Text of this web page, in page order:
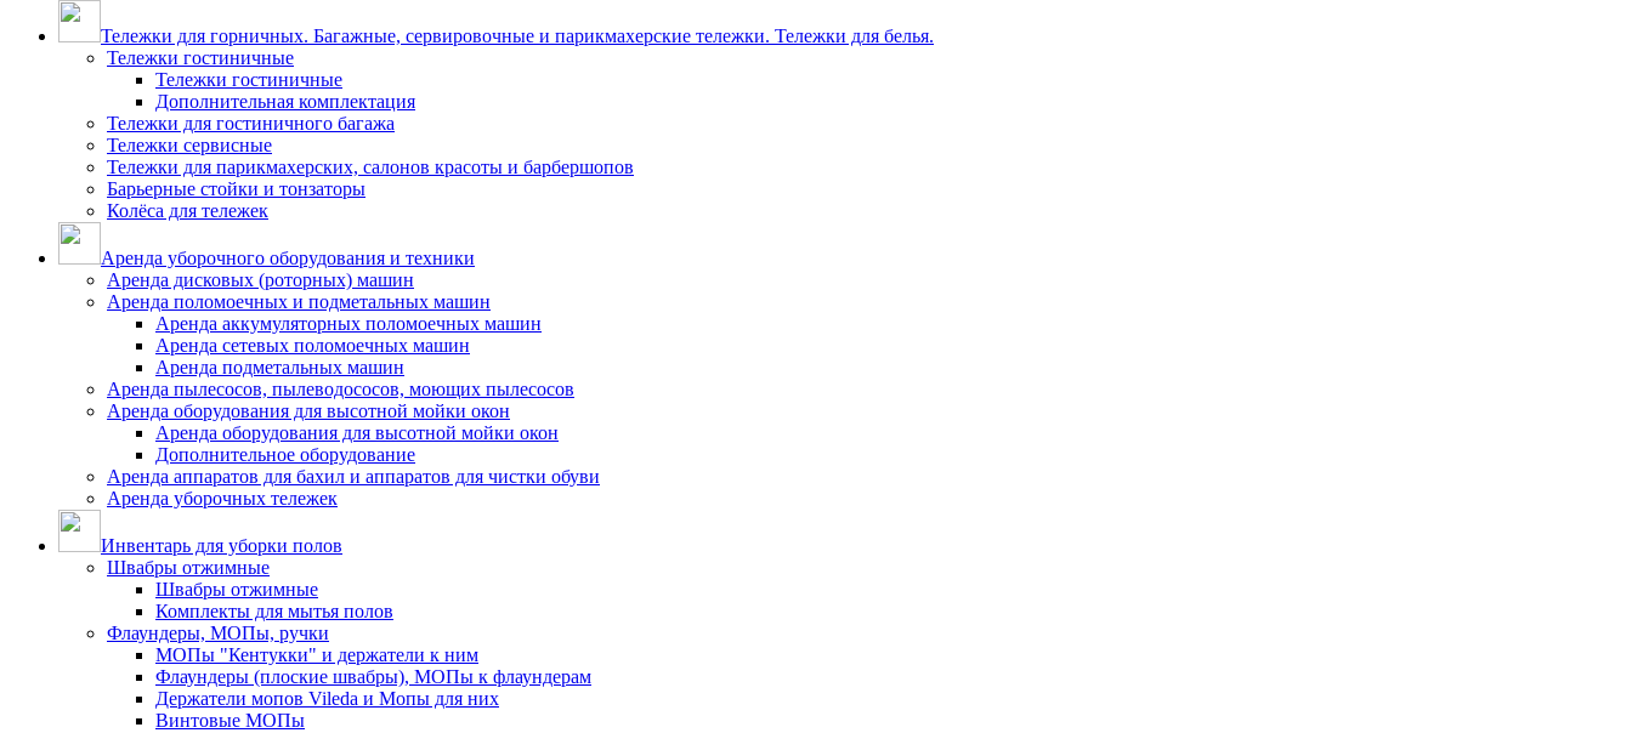
Тележки для горничных. Багажные, сервировочные и парикмахерские тележки. Тележки для белья.
Тележки гостиничные
Тележки гостиничные
Дополнительная комплектация
Тележки для гостиничного багажа
Тележки сервисные
Тележки для парикмахерских, салонов красоты и барбершопов
Барьерные стойки и тонзаторы
Колёса для тележек
Аренда уборочного оборудования и техники
Аренда дисковых (роторных) машин
Аренда поломоечных и подметальных машин
Аренда аккумуляторных поломоечных машин
Аренда сетевых поломоечных машин
Аренда подметальных машин
Аренда пылесосов, пылеводососов, моющих пылесосов
Аренда оборудования для высотной мойки окон
Аренда оборудования для высотной мойки окон
Дополнительное оборудование
Аренда аппаратов для бахил и аппаратов для чистки обуви
Аренда уборочных тележек
Инвентарь для уборки полов
Швабры отжимные
Швабры отжимные
Комплекты для мытья полов
Флаундеры, МОПы, ручки
МОПы "Кентукки" и держатели к ним
Флаундеры (плоские швабры), МОПы к флаундерам
Держатели мопов Vileda и Мопы для них
Винтовые МОПы